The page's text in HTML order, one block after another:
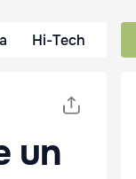
Hi-Tech
un